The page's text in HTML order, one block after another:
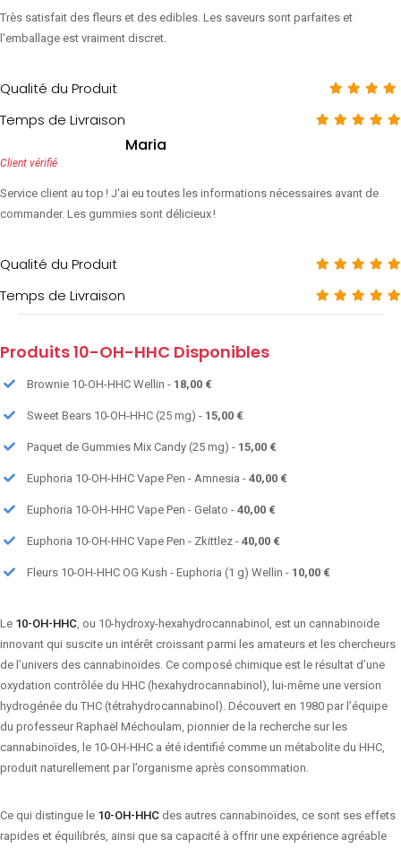
Très satisfait des fleurs et des edibles. Les saveurs sont parfaites et
l'emballage est vraiment discret.
Qualité du Produit
Temps de Livraison
Maria
Client vérifié
Service client au top ! J'ai eu toutes les informations nécessaires avant de
commander. Les gummies sont délicieux !
Qualité du Produit
Temps de Livraison
Produits 10-OH-HHC Disponibles
Brownie 10-OH-HHC Wellin - 18,00 €
Sweet Bears 10-OH-HHC (25 mg) - 15,00 €
Paquet de Gummies Mix Candy (25 mg) - 15,00 €
Euphoria 10-OH-HHC Vape Pen - Amnesia - 40,00 €
Euphoria 10-OH-HHC Vape Pen - Gelato - 40,00 €
Euphoria 10-OH-HHC Vape Pen - Zkittlez - 40,00 €
Fleurs 10-OH-HHC OG Kush - Euphoria (1 g) Wellin - 10,00 €
Le 10-OH-HHC , ou 10-hydroxy-hexahydrocannabinol, est un cannabinoïde
innovant qui suscite un intérêt croissant parmi les amateurs et les chercheurs
de l’univers des cannabinoïdes. Ce composé chimique est le résultat d’une
oxydation contrôlée du HHC (hexahydrocannabinol), lui-même une version
hydrogénée du THC (tétrahydrocannabinol). Découvert en 1980 par l’équipe
du professeur Raphaël Méchoulam, pionnier de la recherche sur les
cannabinoïdes, le 10-OH-HHC a été identifié comme un métabolite du HHC,
produit naturellement par l’organisme après consommation.
Ce qui distingue le 10-OH-HHC des autres cannabinoïdes, ce sont ses effets
rapides et équilibrés, ainsi que sa capacité à offrir une expérience agréable